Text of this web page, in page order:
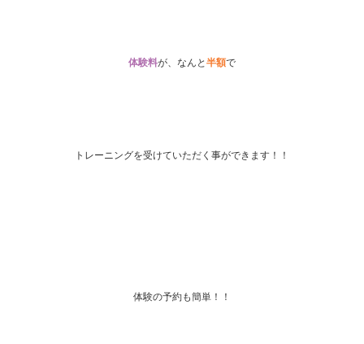
体験料が、なんと 半額で
トレーニングを受けていただく事ができます！！
体験の予約も簡単！！